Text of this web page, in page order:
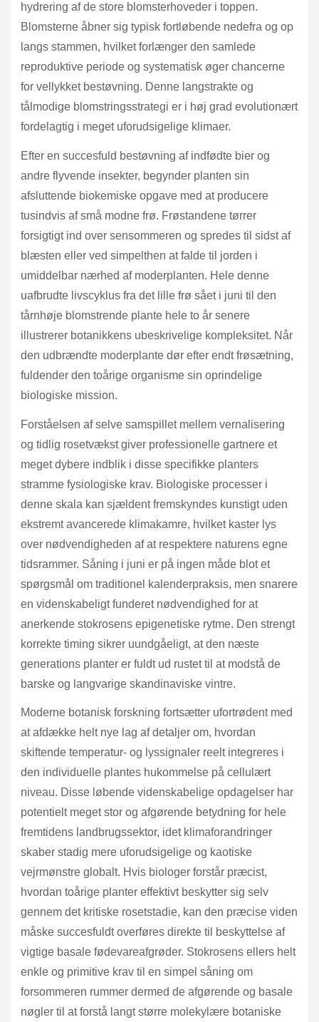
hydrering af de store blomsterhoveder i toppen.
Blomsterne åbner sig typisk fortløbende nedefra og op
langs stammen, hvilket forlænger den samlede
reproduktive periode og systematisk øger chancerne
for vellykket bestøvning. Denne langstrakte og
tålmodige blomstringsstrategi er i høj grad evolutionært
fordelagtig i meget uforudsigelige klimaer.
Efter en succesfuld bestøvning af indfødte bier og
andre flyvende insekter, begynder planten sin
afsluttende biokemiske opgave med at producere
tusindvis af små modne frø. Frøstandene tørrer
forsigtigt ind over sensommeren og spredes til sidst af
blæsten eller ved simpelthen at falde til jorden i
umiddelbar nærhed af moderplanten. Hele denne
uafbrudte livscyklus fra det lille frø sået i juni til den
tårnhøje blomstrende plante hele to år senere
illustrerer botanikkens ubeskrivelige kompleksitet. Når
den udbrændte moderplante dør efter endt frøsætning,
fuldender den toårige organisme sin oprindelige
biologiske mission.
Forståelsen af selve samspillet mellem vernalisering
og tidlig rosetvækst giver professionelle gartnere et
meget dybere indblik i disse specifikke planters
stramme fysiologiske krav. Biologiske processer i
denne skala kan sjældent fremskyndes kunstigt uden
ekstremt avancerede klimakamre, hvilket kaster lys
over nødvendigheden af at respektere naturens egne
tidsrammer. Såning i juni er på ingen måde blot et
spørgsmål om traditionel kalenderpraksis, men snarere
en videnskabeligt funderet nødvendighed for at
anerkende stokrosens epigenetiske rytme. Den strengt
korrekte timing sikrer uundgåeligt, at den næste
generations planter er fuldt ud rustet til at modstå de
barske og langvarige skandinaviske vintre.
Moderne botanisk forskning fortsætter ufortrødent med
at afdække helt nye lag af detaljer om, hvordan
skiftende temperatur- og lyssignaler reelt integreres i
den individuelle plantes hukommelse på cellulært
niveau. Disse løbende videnskabelige opdagelser har
potentielt meget stor og afgørende betydning for hele
fremtidens landbrugssektor, idet klimaforandringer
skaber stadig mere uforudsigelige og kaotiske
vejrmønstre globalt. Hvis biologer forstår præcist,
hvordan toårige planter effektivt beskytter sig selv
gennem det kritiske rosetstadie, kan den præcise viden
måske succesfuldt overføres direkte til beskyttelse af
vigtige basale fødevareafgrøder. Stokrosens ellers helt
enkle og primitive krav til en simpel såning om
forsommeren rummer dermed de afgørende og basale
nøgler til at forstå langt større molekylære botaniske